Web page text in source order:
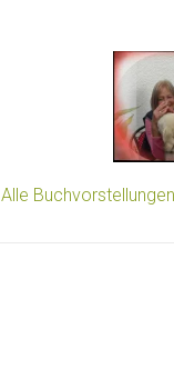
Alle